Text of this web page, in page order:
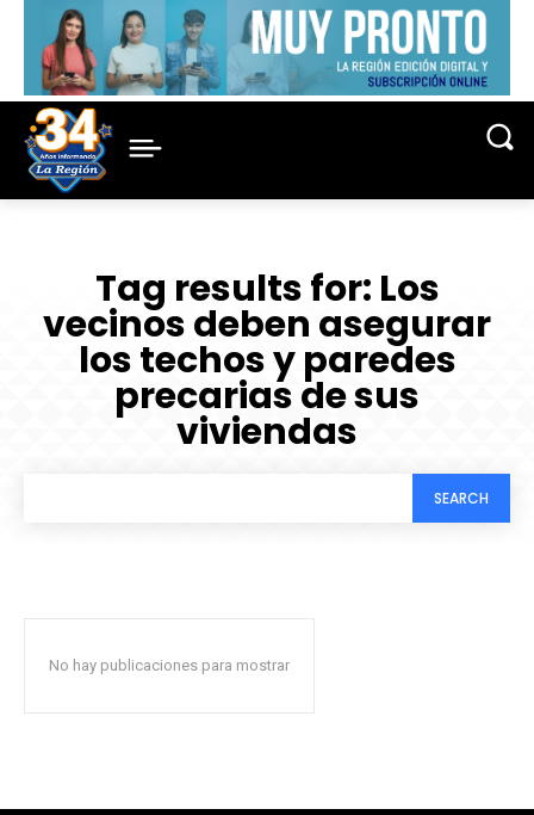
Tag results for: Los
vecinos deben asegurar
los techos y paredes
precarias de sus
viviendas
SEARCH
No hay publicaciones para mostrar